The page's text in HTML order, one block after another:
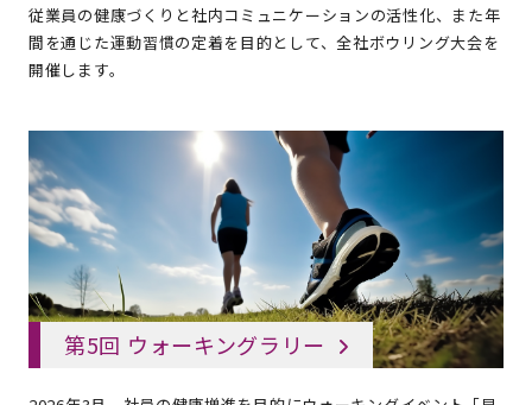
従業員の健康づくりと社内コミュニケーションの活性化、また年
間を通じた運動習慣の定着を目的として、全社ボウリング大会を
開催します。
第5回 ウォーキングラリー